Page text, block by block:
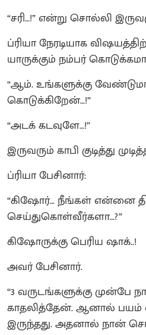
“சரி…!” என்று சொல்லி
ப்ரியா நேரடியாக
யாருக்கும் நம்பர்
“ஆம். உங்களுக்கு
கொடுக்கிறேன்…!”
“அடக் கடவுளே…!”
இருவரும் காபி குடித்து
ப்ரியா பேசினார்:
“கிஷோர்… நீங்கள் என்னை
செய்துகொள்வீர்களா…?”
கிஷோருக்கு பெரிய ஷாக்..!
அவர் பேசினார்.
“3 வருடங்களுக்கு
காதலித்தேன். ஆனால் பயம்
இருந்தது. அதனால் நான்